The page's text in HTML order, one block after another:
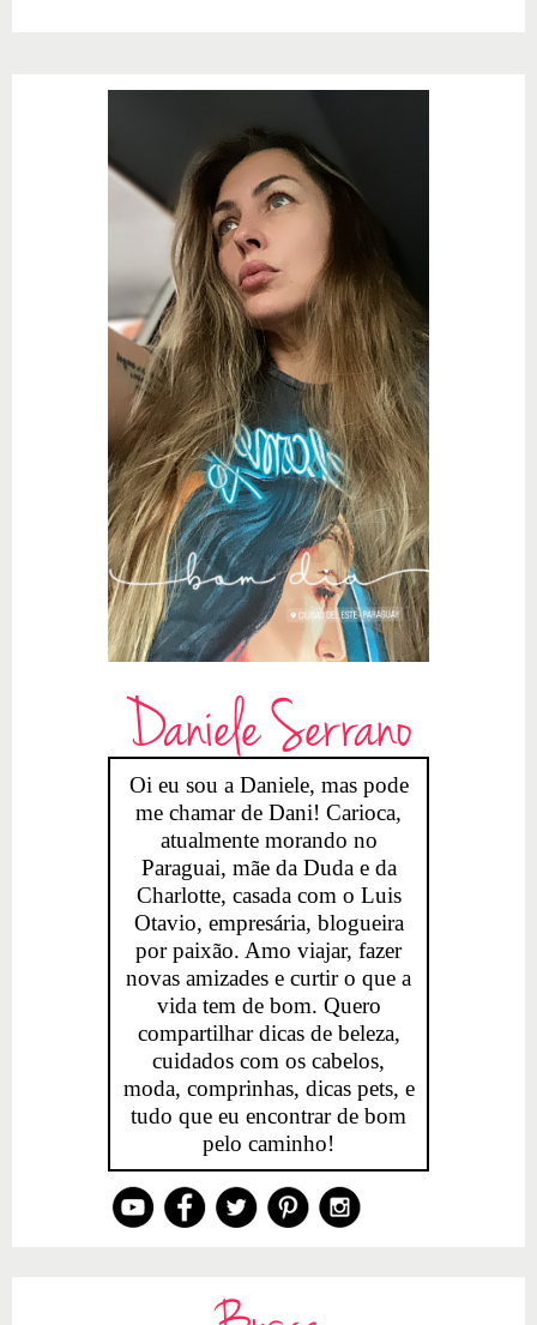
Daniele Serrano
Oi eu sou a Daniele, mas pode
me chamar de Dani! Carioca,
atualmente morando no
Paraguai, mãe da Duda e da
Charlotte, casada com o Luis
Otavio, empresária, blogueira
por paixão. Amo viajar, fazer
novas amizades e curtir o que a
vida tem de bom. Quero
compartilhar dicas de beleza,
cuidados com os cabelos,
moda, comprinhas, dicas pets, e
tudo que eu encontrar de bom
pelo caminho!